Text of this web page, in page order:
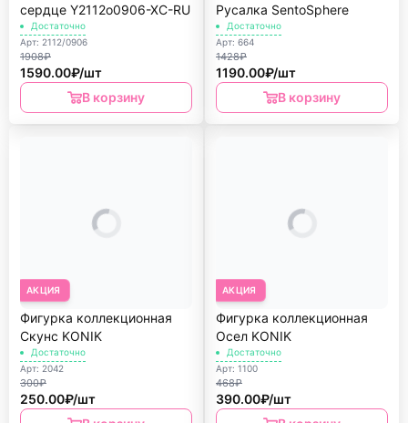
сердце Y2112o0906-XC-RU
Достаточно
Арт: 2112/0906
1908₽
1590.00₽/шт
В корзину
Русалка SentoSphere
Достаточно
Арт: 664
1428₽
1190.00₽/шт
В корзину
АКЦИЯ
Фигурка коллекционная
Скунс KONIK
Достаточно
Арт: 2042
300₽
250.00₽/шт
АКЦИЯ
Фигурка коллекционная
Осел KONIK
Достаточно
Арт: 1100
468₽
390.00₽/шт